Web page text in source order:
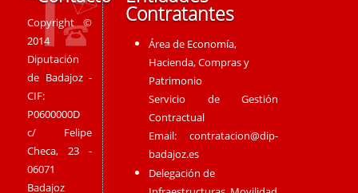
Copyright ©
2014
Diputación
de Badajoz -
CIF:
P0600000D
c/ Felipe
Checa, 23 -
06071
Badajoz
Contratantes
Área de Economía,
Hacienda, Compras y
Patrimonio
Servicio de Gestión
Contractual
Email:contratacion@dip-
badajoz.es
Delegación de